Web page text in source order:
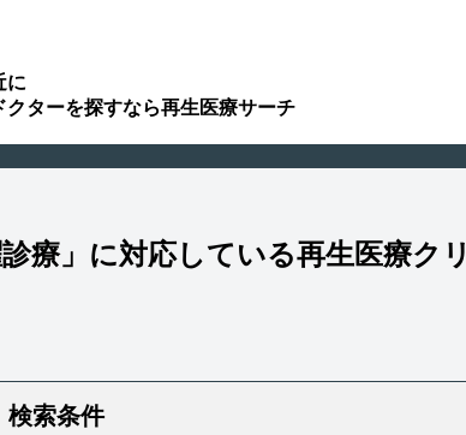
に
ターを探すなら再生医療サーチ
療」に対応している再生医療ク
検索条件